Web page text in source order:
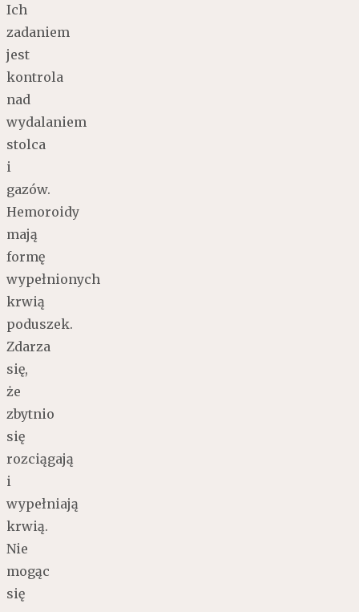
Ich
zadaniem
jest
kontrola
nad
wydalaniem
stolca
i
gazów.
Hemoroidy
mają
formę
wypełnionych
krwią
poduszek.
Zdarza
się,
że
zbytnio
się
rozciągają
i
wypełniają
krwią.
Nie
mogąc
się